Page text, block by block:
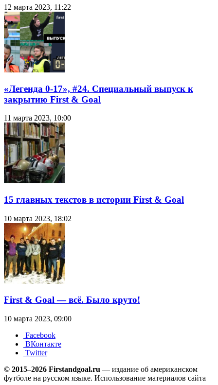
12 марта 2023, 11:22
«Легенда 0-17», #24. Специальный выпуск к
закрытию First & Goal
11 марта 2023, 10:00
15 главных текстов в истории First & Goal
10 марта 2023, 18:02
First & Goal — всё. Было круто!
10 марта 2023, 09:00
Facebook
ВКонтакте
Twitter
© 2015–2026 Firstandgoal.ru — издание об американском
футболе на русском языке. Использование материалов cайта